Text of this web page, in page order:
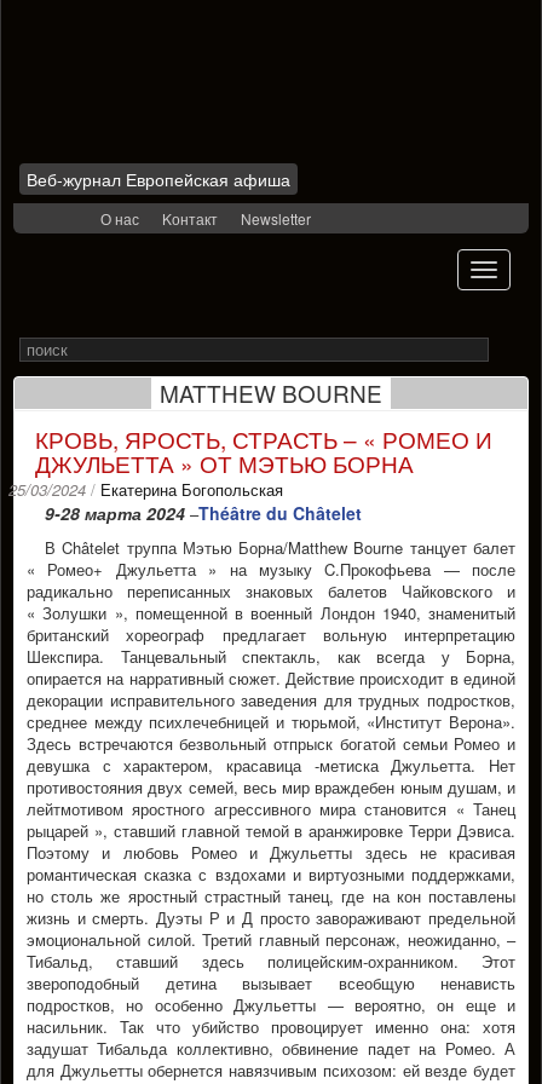
Веб-журнал Европейская афиша
О нас Kонтакт Newsletter
Toggle
Search
for
MATTHEW BOURNE
КРОВЬ, ЯРОСТЬ, СТРАСТЬ – « РОМЕО И
ДЖУЛЬЕТТА » ОТ МЭТЬЮ БОРНА
25/03/2024 / Екатерина Богопольская
9-28 марта 2024 –Théâtre du Châtelet
В Châtelet труппа Мэтью Борна/Matthew Bourne танцует балет
« Ромео+ Джульетта » на музыку C.Прокофьева — после
радикально переписанных знаковых балетов Чайковского и
« Золушки », помещенной в военный Лондон 1940, знаменитый
британский хореограф предлагает вольную интерпретацию
Шекспира. Танцевальный спектакль, как всегда у Борна,
опирается на нарративный сюжет. Действие происходит в единой
декорации исправительного заведения для трудных подростков,
среднее между психлечебницей и тюрьмой, «Институт Верона».
Здесь встречаются безвольный отпрыск богатой семьи Ромео и
девушка с характером, красавица -метиска Джульетта. Нет
противостояния двух семей, весь мир враждебен юным душам, и
лейтмотивом яростного агрессивного мира становится « Танец
рыцарей », ставший главной темой в аранжировке Терри Дэвиса.
Поэтому и любовь Ромео и Джульетты здесь не красивая
романтическая сказка с вздохами и виртуозными поддержками,
но столь же яростный страстный танец, где на кон поставлены
жизнь и смерть. Дуэты Р и Д просто завораживают предельной
эмоциональной силой. Третий главный персонаж, неожиданно, –
Тибальд, ставший здесь полицейским-охранником. Этот
звероподобный детина вызывает всеобщую ненависть
подростков, но особенно Джульетты — вероятно, он еще и
насильник. Так что убийство провоцирует именно она: хотя
задушат Тибальда коллективно, обвинение падет на Ромео. А
для Джульетты обернется навязчивым психозом: ей везде будет